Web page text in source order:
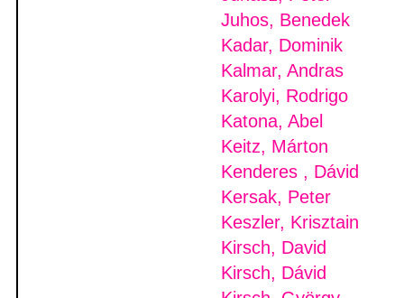
Juhos, Benedek
Kadar, Dominik
Kalmar, Andras
Karolyi, Rodrigo
Katona, Abel
Keitz, Márton
Kenderes , Dávid
Kersak, Peter
Keszler, Krisztain
Kirsch, David
Kirsch, Dávid